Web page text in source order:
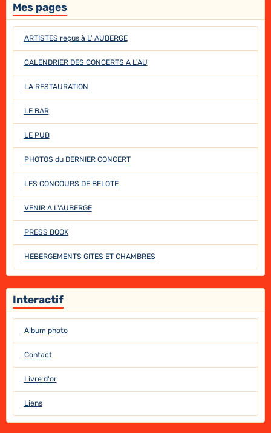
Mes pages
ARTISTES reçus à L' AUBERGE
CALENDRIER DES CONCERTS A L'AU
LA RESTAURATION
LE BAR
LE PUB
PHOTOS du DERNIER CONCERT
LES CONCOURS DE BELOTE
VENIR A L'AUBERGE
PRESS BOOK
HEBERGEMENTS GITES ET CHAMBRES
Interactif
Album photo
Contact
Livre d'or
Liens